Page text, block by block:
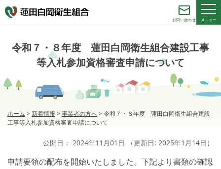
お問い合わせ メニュー
令和７・８年度 蓮田白岡衛生組合建設工事
等入札参加資格審査申請について
ホーム > 新着情報 >事業者の方へ>令和７・８年度 蓮田白岡衛生組合建設
工事等入札参加資格審査申請について
公開日： 2024年11月01日 （更新日: 2025年1月14日 ）
申請要領の配布を開始いたしました。下記より書類の確認